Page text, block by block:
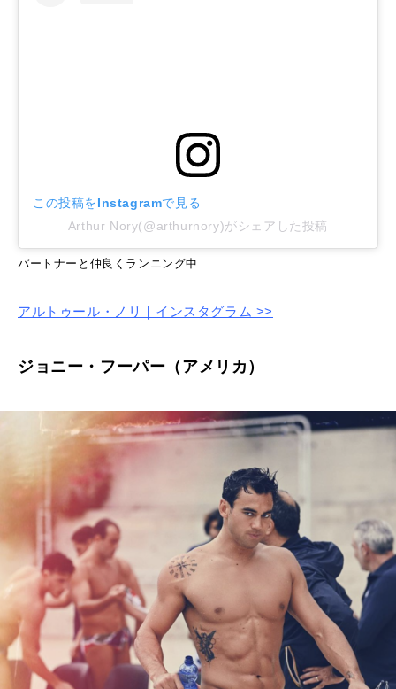
この投稿をInstagramで見る
Arthur Nory(@arthurnory)がシェアした投稿
パートナーと仲良くランニング中
アルトゥール・ノリ｜インスタグラム >>
ジョニー・フーパー（アメリカ）